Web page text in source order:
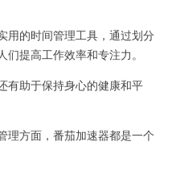
的时间管理工具，通过划分
提高工作效率和专注力。
助于保持身心的健康和平
方面，番茄加速器都是一个